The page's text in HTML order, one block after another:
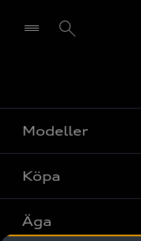
Modeller
Alla modeller
Elbilar
Köpa
Privaterbjudanden
Äga